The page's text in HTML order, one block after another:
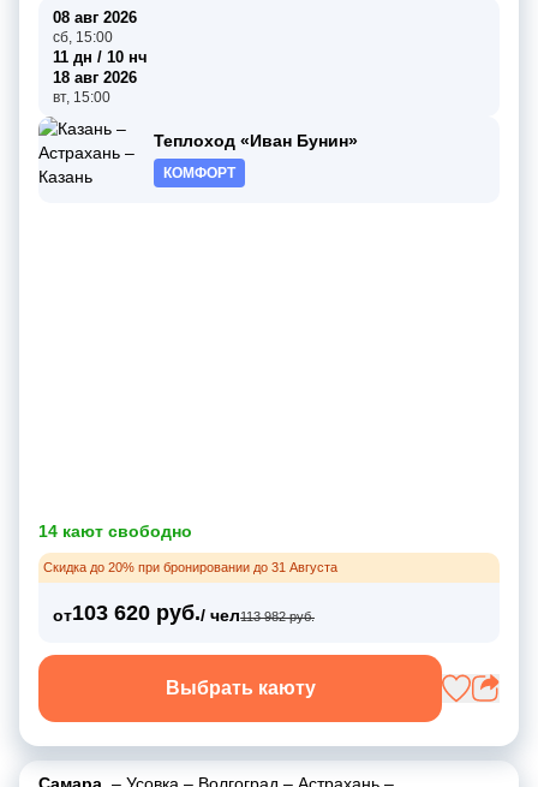
08 авг 2026
сб, 15:00
11 дн / 10 нч
18 авг 2026
вт, 15:00
Теплоход «Иван Бунин»
КОМФОРТ
14 кают свободно
Скидка до 20% при бронировании до 31 Августа
от103 620 руб./ чел113 982 руб.
Выбрать каюту
Самара – Усовка – Волгоград – Астрахань –